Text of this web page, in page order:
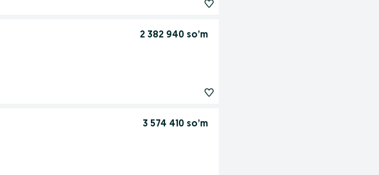
2 382 940 so’m
3 574 410 so’m